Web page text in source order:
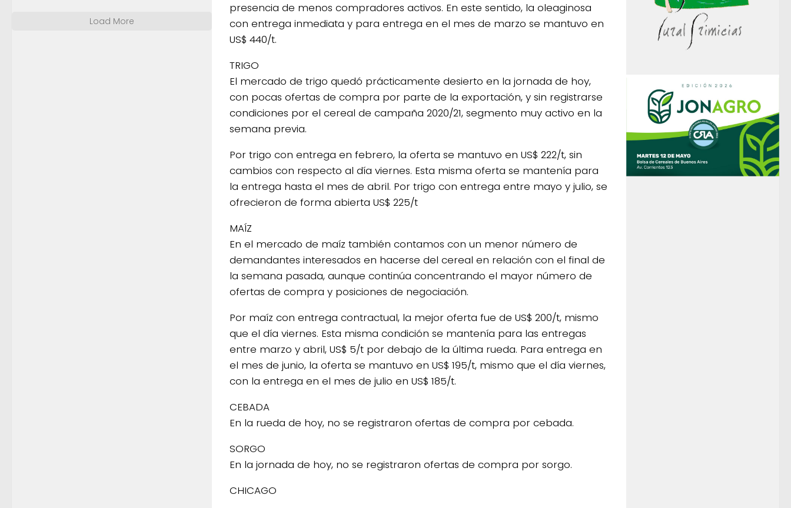
presencia de menos compradores activos. En este sentido, la oleaginosa
con entrega inmediata y para entrega en el mes de marzo se mantuvo en
US$ 440/t.
TRIGO
El mercado de trigo quedó prácticamente desierto en la jornada de hoy,
con pocas ofertas de compra por parte de la exportación, y sin registrarse
condiciones por el cereal de campaña 2020/21, segmento muy activo en la
semana previa.
Por trigo con entrega en febrero, la oferta se mantuvo en US$ 222/t, sin
cambios con respecto al día viernes. Esta misma oferta se mantenía para
la entrega hasta el mes de abril. Por trigo con entrega entre mayo y julio, se
ofrecieron de forma abierta US$ 225/t
MAÍZ
En el mercado de maíz también contamos con un menor número de
demandantes interesados en hacerse del cereal en relación con el final de
la semana pasada, aunque continúa concentrando el mayor número de
ofertas de compra y posiciones de negociación.
Por maíz con entrega contractual, la mejor oferta fue de US$ 200/t, mismo
que el día viernes. Esta misma condición se mantenía para las entregas
entre marzo y abril, US$ 5/t por debajo de la última rueda. Para entrega en
el mes de junio, la oferta se mantuvo en US$ 195/t, mismo que el día viernes,
con la entrega en el mes de julio en US$ 185/t.
CEBADA
En la rueda de hoy, no se registraron ofertas de compra por cebada.
SORGO
En la jornada de hoy, no se registraron ofertas de compra por sorgo.
CHICAGO
Load More